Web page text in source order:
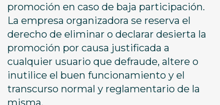
promoción en caso de baja participación.
La empresa organizadora se reserva el
derecho de eliminar o declarar desierta la
promoción por causa justificada a
cualquier usuario que defraude, altere o
inutilice el buen funcionamiento y el
transcurso normal y reglamentario de la